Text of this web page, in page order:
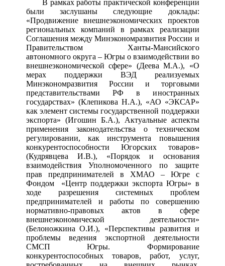
В рамках работы практической конференции
были заслушаны следующие доклады:
«Продвижение внешнеэкономических проектов
региональных компаний в рамках реализации
Соглашения между Минэкономразвития России и
Правительством Ханты-Мансийского
автономного округа – Югры о взаимодействии во
внешнеэкономической сфере» (Деева М.А.), «О
мерах поддержки ВЭД реализуемых
Минэкономразвития России и торговыми
представительствами РФ в иностранных
государствах» (Клепикова Н.А.), «АО «ЭКСАР»
как элемент системы государственной поддержки
экспорта» (Игошин Б.А.), Актуальные аспекты
применения законодательства о техническом
регулировании, как инструмента повышения
конкурентоспособности Югорских товаров»
(Кудрявцева И.В.), «Порядок и основания
взаимодействия Уполномоченного по защите
прав предпринимателей в ХМАО – Югре с
Фондом «Центр поддержки экспорта Югры» в
ходе разрешения системных проблем
предпринимателей и работы по совершению
нормативно-правовых актов в сфере
внешнеэкономической деятельности»
(Белоножкина О.И.), «Перспективы развития и
проблемы ведения экспортной деятельности
СМСП Югры. Формирование
конкурентоспособных товаров, работ, услуг,